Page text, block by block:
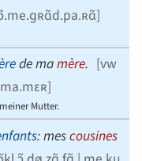
]
de mamère. [vw
]
Mutter.
: mescousines